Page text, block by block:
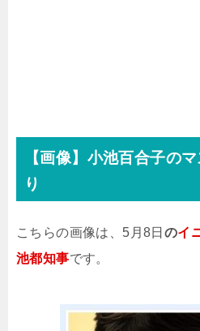
【画像】小池百合子の
り
こちらの画像は、5月8日 のイ
池都知事です。